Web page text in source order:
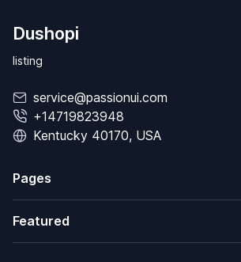
Dushopi
listing
service@passionui.com
+14719823948
Kentucky 40170, USA
Pages
Featured